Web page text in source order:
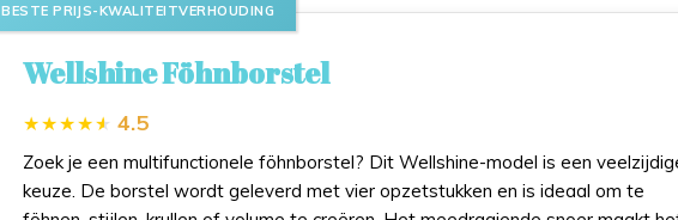
BESTE PRIJS-KWALITEITVERHOUDING
Wellshine Föhnborstel
4.5
Zoek je een multifunctionele föhnborstel? Dit Wellshine-model is een
keuze. De borstel wordt geleverd met vier opzetstukken en is ideaal om te